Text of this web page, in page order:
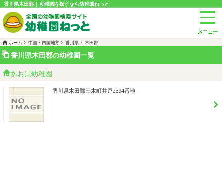
香川県木田郡 | 幼稚園を探すなら幼稚園ねっと
ホーム 中国・四国地方 香川県 木田郡
香川県木田郡の幼稚園一覧
あおば幼稚園
香川県木田郡三木町井戸2394番地